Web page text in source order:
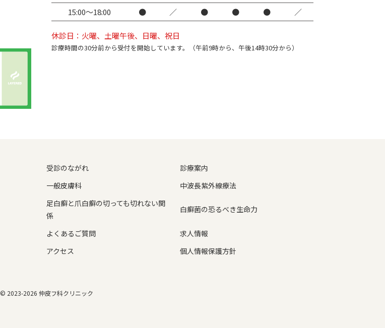
15:00〜18:00
● ／ ● ● ● ／
休診日：火曜、土曜午後、日曜、祝日
診療時間の30分前から受付を開始しています。（午前9時から、午後14時30分から）
受診のながれ
診療案内
一般皮膚科 中波長紫外線療法
足白癬と爪白癬の切っても切れない関
係
白癬菌の恐るべき生命力
よくあるご質問
求人情報
アクセス
個人情報保護方針
© 2023-2026 仲皮フ科クリニック